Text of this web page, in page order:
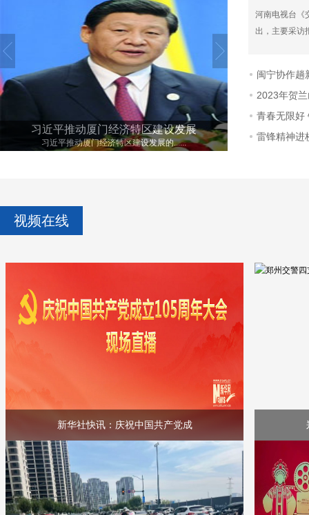
活，宣传
题的综合
分体现电
中原地区
导城乡百
想观念，
两架C919大型客机同时在上海
2018年6月22日，C919大型客机同时......
“九
本栏目
河南电视台《
出，主要采访
闽宁协作趟
2023年贺
青春无限好
雷锋精神进
视频在线
新华社快讯：庆祝中国共产党成